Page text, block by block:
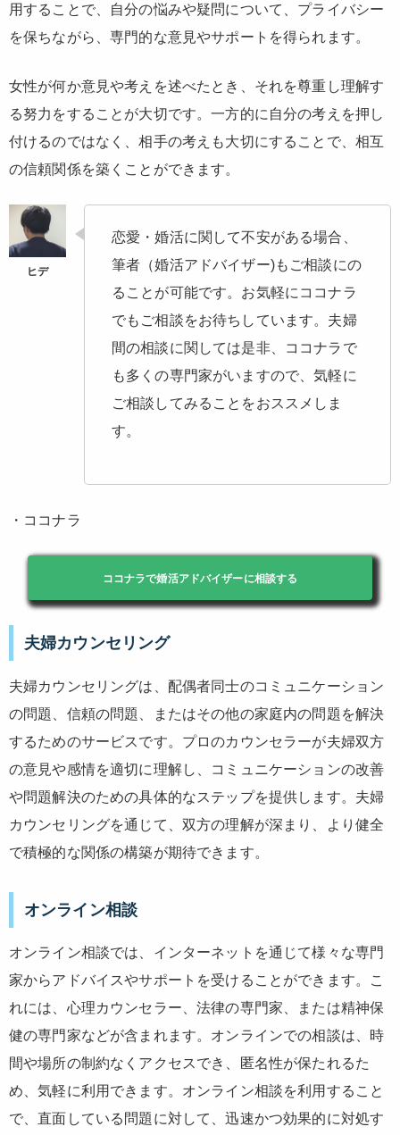
用することで、自分の悩みや疑問について、プライバシー
を保ちながら、専門的な意見やサポートを得られます。
女性が何か意見や考えを述べたとき、それを尊重し理解す
る努力をすることが大切です。一方的に自分の考えを押し
付けるのではなく、相手の考えも大切にすることで、相互
の信頼関係を築くことができます。
恋愛・婚活に関して不安がある場合、
筆者（婚活アドバイザー)もご相談にの
ることが可能です。お気軽にココナラ
でもご相談をお待ちしています。夫婦
間の相談に関しては是非、ココナラで
も多くの専門家がいますので、気軽に
ご相談してみることをおススメしま
す。
・ココナラ
ココナラで婚活アドバイザーに相談する
夫婦カウンセリング
夫婦カウンセリングは、配偶者同士のコミュニケーション
の問題、信頼の問題、またはその他の家庭内の問題を解決
するためのサービスです。プロのカウンセラーが夫婦双方
の意見や感情を適切に理解し、コミュニケーションの改善
や問題解決のための具体的なステップを提供します。夫婦
カウンセリングを通じて、双方の理解が深まり、より健全
で積極的な関係の構築が期待できます。
オンライン相談
オンライン相談では、インターネットを通じて様々な専門
家からアドバイスやサポートを受けることができます。こ
れには、心理カウンセラー、法律の専門家、または精神保
健の専門家などが含まれます。オンラインでの相談は、時
間や場所の制約なくアクセスでき、匿名性が保たれるた
め、気軽に利用できます。オンライン相談を利用すること
で、直面している問題に対して、迅速かつ効果的に対処す